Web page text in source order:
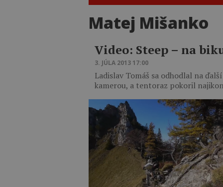
Matej Mišanko
Video: Steep – na
3. JÚLA 2013 17:00
Ladislav Tomáš sa odhodlal na
kamerou, a tentoraz pokoril